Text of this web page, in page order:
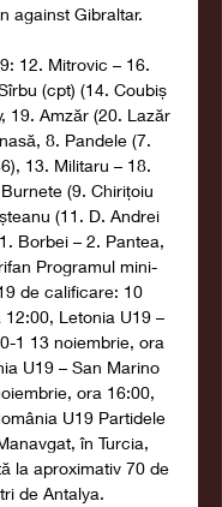
against Gibraltar.
12. Mitrovic – 16.
(cpt) (14. Coubiș
19. Amzăr (20. Lazăr
8. Pandele (7.
13. Militaru – 18.
(9. Chirițoiu
(11. D. Andrei
Borbei – 2. Pantea,
Programul mini-
de calificare: 10
Letonia U19 –
1 13 noiembrie, ora
U19 – San Marino
ora 16:00,
U19 Partidele
în Turcia,
la aproximativ 70 de
de Antalya.